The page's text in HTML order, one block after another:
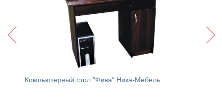
Компьютерный стол "Фива" Ника-Мебель